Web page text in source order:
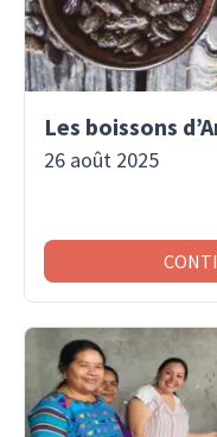
26 août 2025